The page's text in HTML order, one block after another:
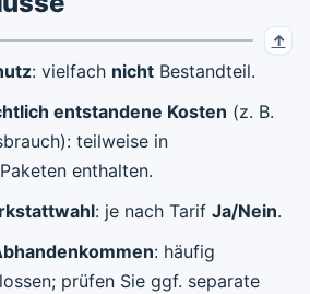
: vielfach nicht Bestandteil.
entstandene Kosten (z. B.
teilweise in
enthalten.
: je nach Tarif Ja/Nein.
: häufig
prüfen Sie ggf. separate